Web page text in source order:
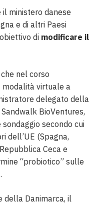
ministero danese
e di altri Paesi
di modificare il
che nel corso
modalità virtuale a
delegato della
BioVentures,
secondo cui
dell’UE (Spagna,
Ceca e
“probiotico” sulle
della Danimarca, il